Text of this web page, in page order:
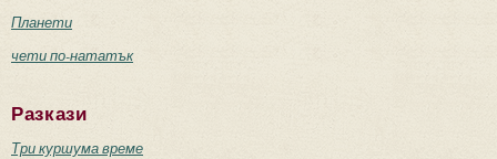
Планети
чети по-нататък
Разкази
Три куршума време